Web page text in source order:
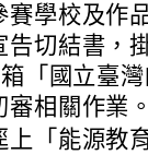
賽學校及作
告切結書，
「國立臺
審相關作業
上「能源教